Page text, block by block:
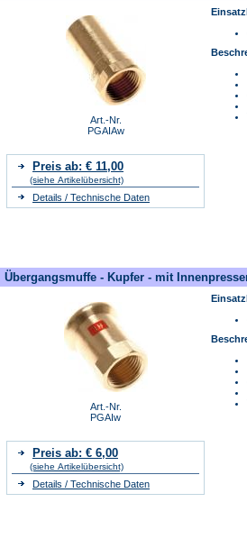
Art.-Nr.
PGAIAw
Preis ab: € 11,00
(siehe Artikelübersicht)
Details / Technische Daten
Übergangsmuffe - Kupfer - mit
Art.-Nr.
PGAIw
Preis ab: € 6,00
(siehe Artikelübersicht)
Details / Technische Daten